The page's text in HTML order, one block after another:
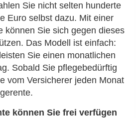
Sie nicht selten hunderte
Euro selbst dazu. Mit einer
können Sie sich gegen dieses
Das Modell ist einfach:
Sie einen monatlichen
Sobald Sie pflegebedürftig
vom Versicherer jeden Monat
können Sie frei verfügen